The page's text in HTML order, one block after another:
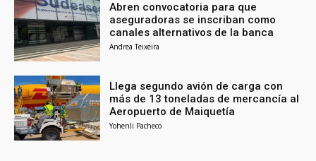
Abren convocatoria para que
aseguradoras se inscriban como
canales alternativos de la banca
Andrea Teixeira
Llega segundo avión de carga con
más de 13 toneladas de mercancía al
Aeropuerto de Maiquetía
Yohenli Pacheco